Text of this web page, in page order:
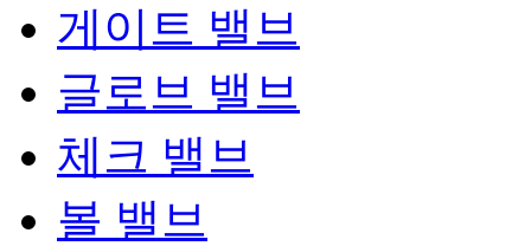
게이트 밸브
글로브 밸브
체크 밸브
볼 밸브